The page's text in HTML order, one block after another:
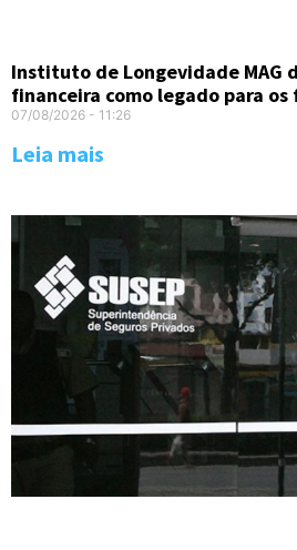
Instituto de Longevidade MAG
financeira como legado para os
07/08/2026 11:26
Leia mais